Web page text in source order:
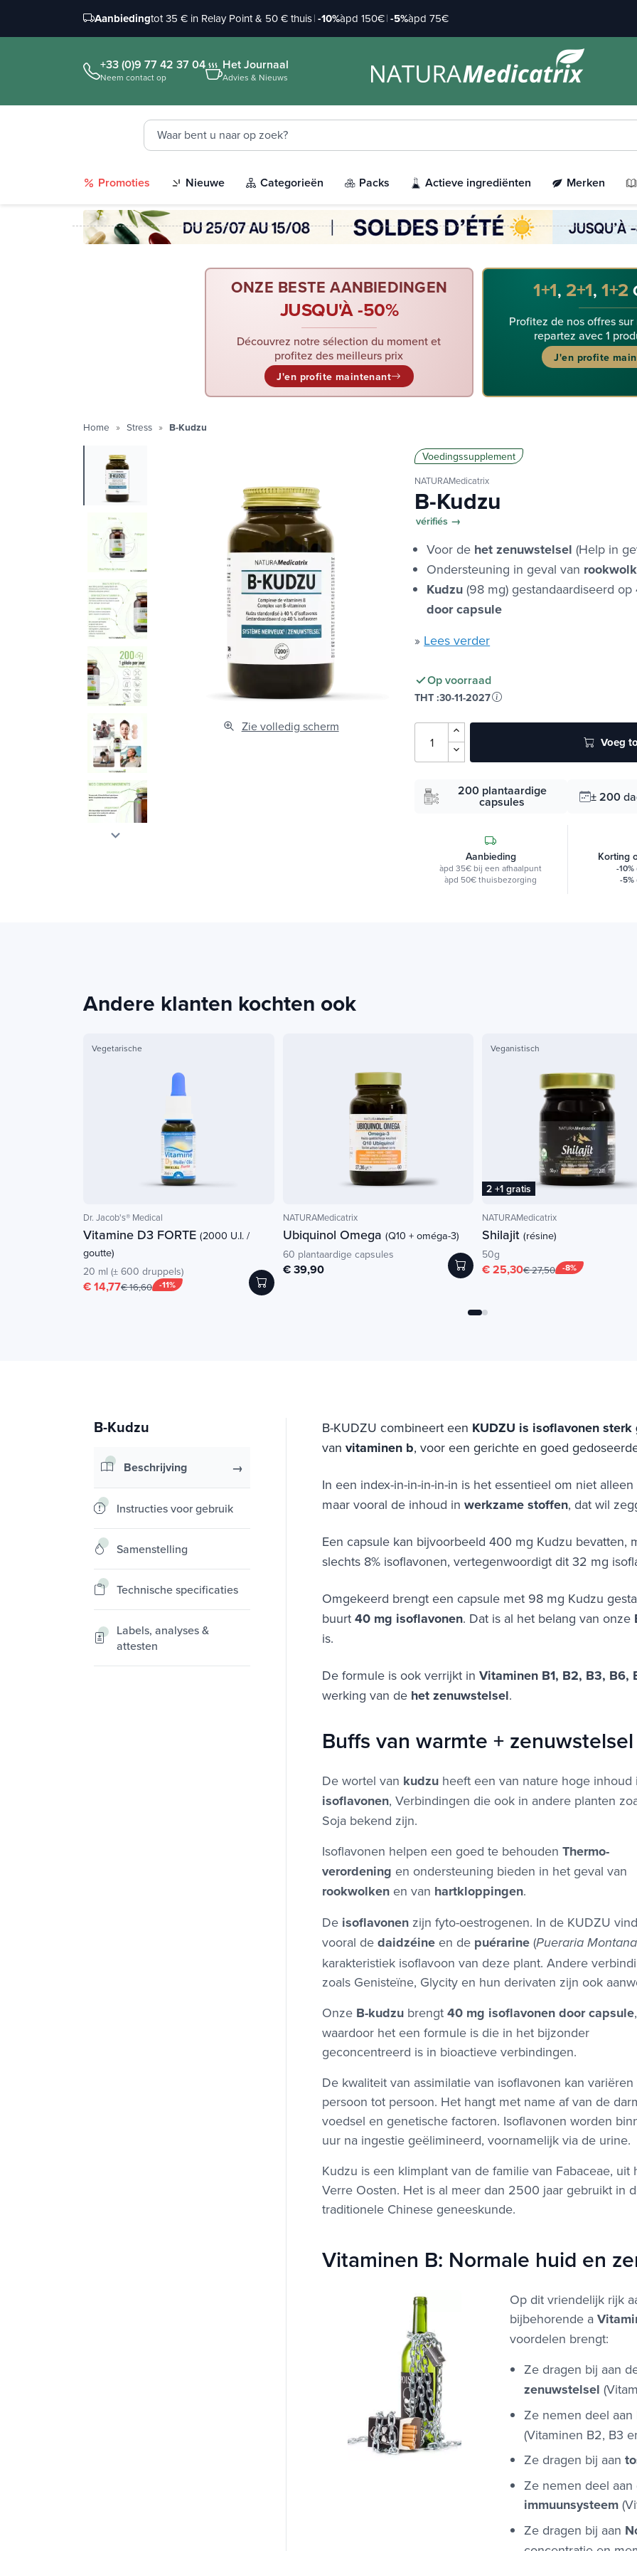
Aanbiedingtot 35 € in Relay Point & 50 € thuis|-10%àpd 150€|-5%àpd 75€
+33 (0)9 77 42 37 04
Neem contact op
Het Journaal
Advies & Nieuws
Promoties Nieuwe Categorieën Packs Actieve ingrediënten Merken
ONZE BESTE AANBIEDINGEN
JUSQU'À -50%
Découvrez notre sélection du moment et
profitez des meilleurs prix
J'en profite maintenant
1+1, 2+1,1+2
Profitez de nos offres
repartez avec 1
J'en profite
Home Stress B-Kudzu
Zie volledig scherm
keyboard_arrow_down
Voedingssupplement
NATURAMedicatrix
B-Kudzu
vérifiés →
Voor de het zenuwstelsel (Help in
Ondersteuning in geval van
Kudzu (98 mg) gestandaardiseerd
door capsule
» Lees verder
Op voorraad
THT :30-11-2027
Voeg
200 plantaardige
capsules ± 200
Aanbieding
àpd 35€ bij een afhaalpunt
àpd 50€ thuisbezorging
Korting
-10%
-5%
Andere klanten kochten ook
Vegetarische
Dr. Jacob's® Medical
Vitamine D3 FORTE (2000 U.I. /
goutte)
20 ml (± 600 druppels)
-11%
€ 14,77€ 16,60
NATURAMedicatrix
Ubiquinol Omega (Q10 + oméga-3)
60 plantaardige capsules
€ 39,90
Veganistisch
2 +1 gratis
NATURAMedicatrix
Shilajit (résine)
50g
-8%
€ 25,30€ 27,50
B-Kudzu
Beschrijving
Instructies voor gebruik
Samenstelling
Technische specificaties
Labels, analyses &
attesten
B-KUDZU combineert een KUDZU is isoflavonen
van vitaminen b, voor een gerichte en goed
In een index-in-in-in-in-in is het essentieel om niet
maar vooral de inhoud in werkzame stoffen, dat wil
Een capsule kan bijvoorbeeld 400 mg Kudzu bevatten,
slechts 8% isoflavonen, vertegenwoordigt dit 32 mg
Omgekeerd brengt een capsule met 98 mg Kudzu
buurt 40 mg isoflavonen. Dat is al het belang van onze
is.
De formule is ook verrijkt in Vitaminen B1, B2, B3, B6,
werking van de het zenuwstelsel.
Buffs van warmte + zenuwstelsel
De wortel van kudzu heeft een van nature hoge inhoud
isoflavonen, Verbindingen die ook in andere planten
Soja bekend zijn.
Isoflavonen helpen een goed te behouden Thermo-
verordening en ondersteuning bieden in het geval van
rookwolken en van hartkloppingen.
De isoflavonen zijn fyto-oestrogenen. In de KUDZU
vooral de daidzéine en de puérarine (Pueraria Montana
karakteristiek isoflavoon van deze plant. Andere
zoals Genisteïne, Glycity en hun derivaten zijn ook
Onze B-kudzu brengt 40 mg isoflavonen door capsule,
waardoor het een formule is die in het bijzonder
geconcentreerd is in bioactieve verbindingen.
De kwaliteit van assimilatie van isoflavonen kan variëren
persoon tot persoon. Het hangt met name af van de
voedsel en genetische factoren. Isoflavonen worden
uur na ingestie geëlimineerd, voornamelijk via de urine.
Kudzu is een klimplant van de familie van Fabaceae, uit
Verre Oosten. Het is al meer dan 2500 jaar gebruikt in
traditionele Chinese geneeskunde.
Vitaminen B: Normale huid en
Op dit vriendelijk rijk
bijbehorende a
voordelen brengt:
Ze dragen bij aan
zenuwstelsel
Ze nemen deel
(Vitaminen B2, B3
Ze dragen bij aan
Ze nemen deel
immuunsysteem
Ze dragen bij aan